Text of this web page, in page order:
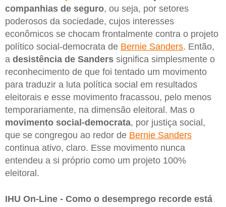
companhias de seguro, ou seja, por setores
poderosos da sociedade, cujos interesses
econômicos se chocam frontalmente contra o projeto
político social-democrata de Bernie Sanders. Então,
a desistência de Sanders significa simplesmente o
reconhecimento de que foi tentado um movimento
para traduzir a luta política social em resultados
eleitorais e esse movimento fracassou, pelo menos
temporariamente, na dimensão eleitoral. Mas o
movimento social-democrata, por justiça social,
que se congregou ao redor de Bernie Sanders
continua ativo, claro. Esse movimento nunca
entendeu a si próprio como um projeto 100%
eleitoral.
IHU On-Line - Como o desemprego recorde está